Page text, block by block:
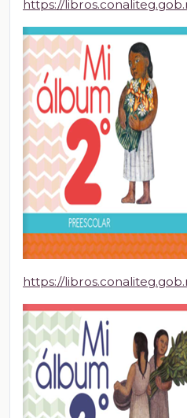
https://
https://